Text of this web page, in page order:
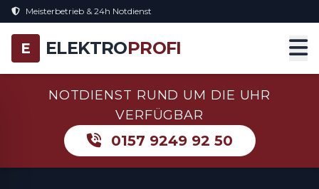
Meisterbetrieb & 24h Notdienst
E ELEKTROPROFI
NOTDIENST RUND UM DIE UHR
VERFÜGBAR
0157 9249 92 50